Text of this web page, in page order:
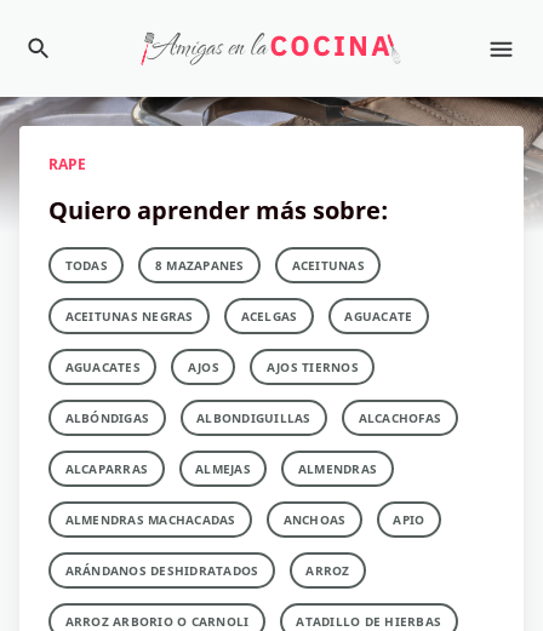
RAPE
Quiero aprender más sobre:
TODAS 8 MAZAPANES ACEITUNAS
ACEITUNAS NEGRAS ACELGAS AGUACATE
AGUACATES AJOS AJOS TIERNOS
ALBÓNDIGAS ALBONDIGUILLAS ALCACHOFAS
ALCAPARRAS ALMEJAS ALMENDRAS
ALMENDRAS MACHACADAS ANCHOAS APIO
ARÁNDANOS DESHIDRATADOS ARROZ
ARROZ ARBORIO O CARNOLI ATADILLO DE HIERBAS